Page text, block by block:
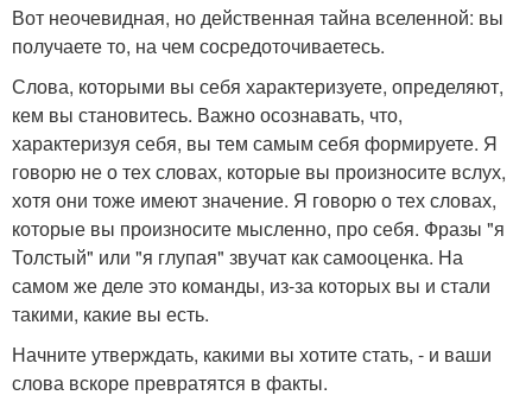
Вот неочевидная, но действенная тайна вселенной: вы
получаете то, на чем сосредоточиваетесь.
Слова, которыми вы себя характеризуете, определяют,
кем вы становитесь. Важно осознавать, что,
характеризуя себя, вы тем самым себя формируете. Я
говорю не о тех словах, которые вы произносите вслух,
хотя они тоже имеют значение. Я говорю о тех словах,
которые вы произносите мысленно, про себя. Фразы "я
Толстый" или "я глупая" звучат как самооценка. На
самом же деле это команды, из-за которых вы и стали
такими, какие вы есть.
Начните утверждать, какими вы хотите стать, - и ваши
слова вскоре превратятся в факты.